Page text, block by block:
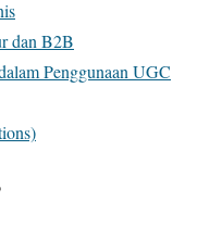
dan B2B
Penggunaan UGC